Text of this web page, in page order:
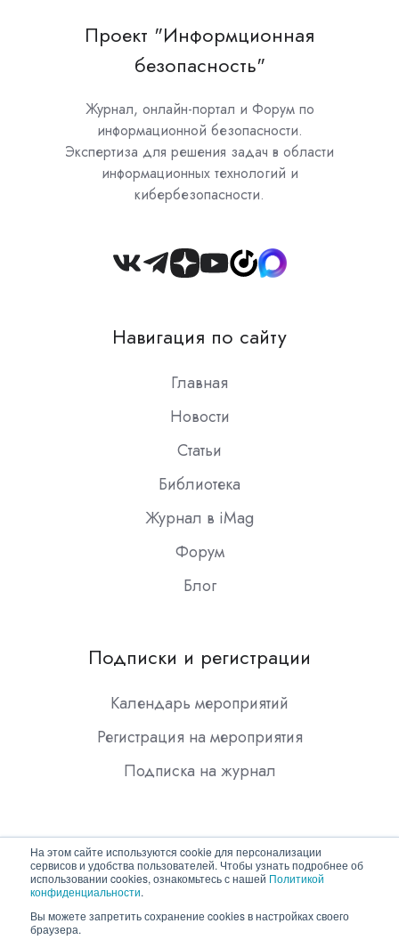
На этом сайте используются cookie для персонализации
сервисов и удобства пользователей. Чтобы узнать подробнее об
использовании cookies, ознакомьтесь с нашей Политикой
конфиденциальности.
Вы можете запретить сохранение cookies в настройках своего
браузера.
Проект "Информционная
безопасность"
Журнал, онлайн-портал и Форум по
информационной безопасности.
Экспертиза для решения задач в области
информационных технологий и
кибербезопасности.
Join
Slack
Навигация по сайту
Главная
Новости
Статьи
Библиотека
Журнал в iMag
Форум
Блог
Подписки и регистрации
Календарь мероприятий
Регистрация на мероприятия
Подписка на журнал
Copyright © 2026 ООО "Гротек"